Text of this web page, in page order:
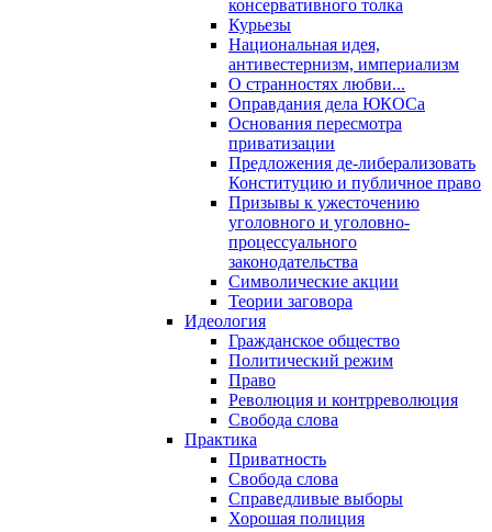
консервативного толка
Курьезы
Национальная идея,
антивестернизм, империализм
О странностях любви...
Оправдания дела ЮКОСа
Основания пересмотра
приватизации
Предложения де-либерализовать
Конституцию и публичное право
Призывы к ужесточению
уголовного и уголовно-
процессуального
законодательства
Символические акции
Теории заговора
Идеология
Гражданское общество
Политический режим
Право
Революция и контрреволюция
Свобода слова
Практика
Приватность
Свобода слова
Справедливые выборы
Хорошая полиция